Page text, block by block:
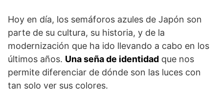
Hoy en día, los semáforos azules de Japón son
parte de su cultura, su historia, y de la
modernización que ha ido llevando a cabo en los
últimos años. Una seña de identidad que nos
permite diferenciar de dónde son las luces con
tan solo ver sus colores.